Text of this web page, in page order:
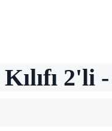
2'li